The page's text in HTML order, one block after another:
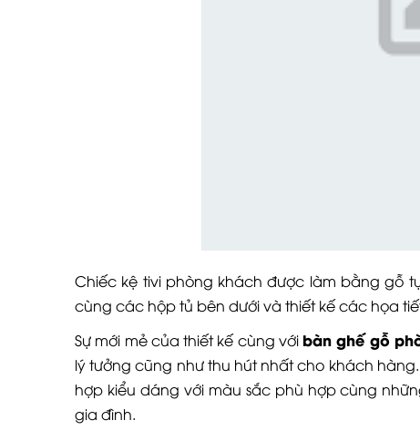
Chiếc kệ tivi phòng khách được làm bằng gỗ
cùng các hộp tủ bên dưới và thiết kế các họa
Sự mới mẻ của thiết kế cùng với bàn ghế gỗ
lý tưởng cũng như thu hút nhất cho khách
hợp kiểu dáng với màu sắc phù hợp cùng
gia đình.